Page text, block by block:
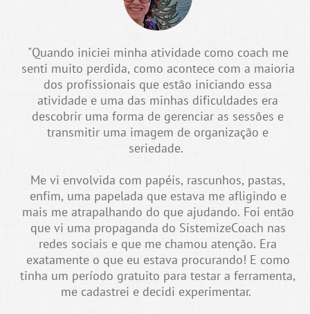
"Quando iniciei minha atividade como coach me
senti muito perdida, como acontece com a maioria
dos profissionais que estão iniciando essa
atividade e uma das minhas dificuldades era
descobrir uma forma de gerenciar as sessões e
transmitir uma imagem de organização e
seriedade.
Me vi envolvida com papéis, rascunhos, pastas,
enfim, uma papelada que estava me afligindo e
mais me atrapalhando do que ajudando. Foi então
que vi uma propaganda do SistemizeCoach nas
redes sociais e que me chamou atenção. Era
exatamente o que eu estava procurando! E como
tinha um período gratuito para testar a ferramenta,
me cadastrei e decidi experimentar.